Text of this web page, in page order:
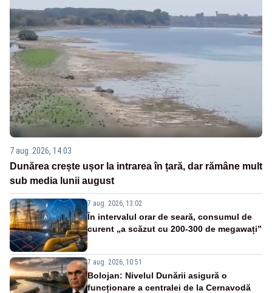
7 aug. 2026, 14:03
Dunărea crește ușor la intrarea în țară, dar rămâne mult
sub media lunii august
7 aug. 2026, 13:02
În intervalul orar de seară, consumul de
curent „a scăzut cu 200-300 de megawați”
7 aug. 2026, 10:51
Bolojan: Nivelul Dunării asigură o
funcționare a centralei de la Cernavodă